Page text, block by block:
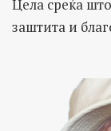
Цела среќа
заштита и